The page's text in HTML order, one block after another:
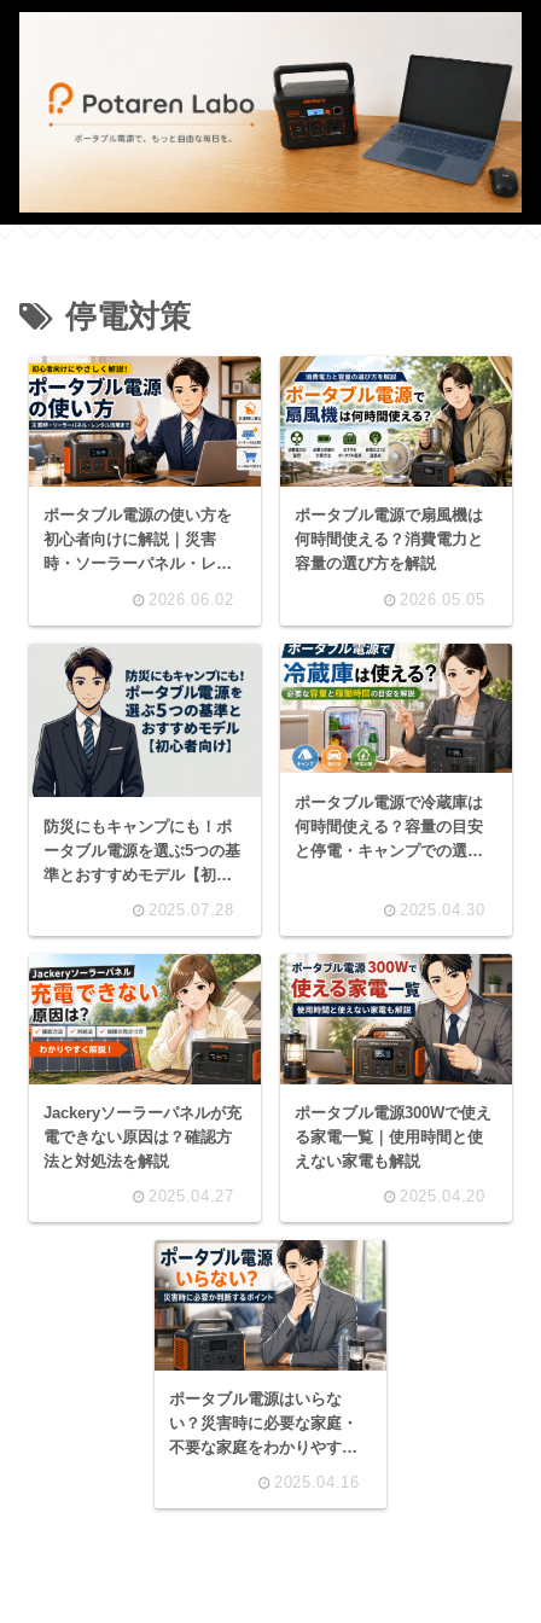
停電対策
ポータブル電源の使い方を
初心者向けに解説｜災害
時・ソーラーパネル・レン
2026.06.02
ポータブル電源で扇風機は
何時間使える？消費電力と
容量の選び方を解説
2026.05.05
防災にもキャンプにも！ポ
ータブル電源を選ぶ5つの基
準とおすすめモデル【初心
2025.07.28
ポータブル電源で冷蔵庫は
何時間使える？容量の目安
と停電・キャンプでの選び
2025.04.30
Jackeryソーラーパネルが充
電できない原因は？確認方
法と対処法を解説
2025.04.27
ポータブル電源300Wで使え
る家電一覧｜使用時間と使
えない家電も解説
2025.04.20
ポータブル電源はいらな
い？災害時に必要な家庭・
不要な家庭をわかりやすく
2025.04.16